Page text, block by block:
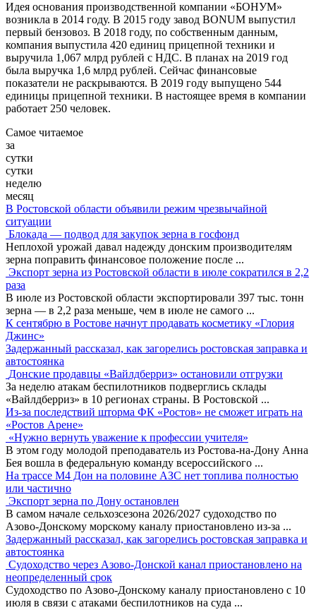
Идея основания производственной компании «БОНУМ»
возникла в 2014 году. В 2015 году завод BONUM выпустил
первый бензовоз. В 2018 году, по собственным данным,
компания выпустила 420 единиц прицепной техники и
выручила 1,067 млрд рублей с НДС. В планах на 2019 год
была выручка 1,6 млрд рублей. Сейчас финансовые
показатели не раскрываются. В 2019 году выпущено 544
единицы прицепной техники. В настоящее время в компании
работает 250 человек.
Самое читаемое
за
сутки
сутки
неделю
месяц
В Ростовской области объявили режим чрезвычайной
ситуации
Блокада — подвод для закупок зерна в госфонд
Неплохой урожай давал надежду донским производителям
зерна поправить финансовое положение после ...
Экспорт зерна из Ростовской области в июле сократился в 2,2
раза
В июле из Ростовской области экспортировали 397 тыс. тонн
зерна — в 2,2 раза меньше, чем в июле не самого ...
К сентябрю в Ростове начнут продавать косметику «Глория
Джинс»
Задержанный рассказал, как загорелись ростовская заправка и
автостоянка
Донские продавцы «Вайлдберриз» остановили отгрузки
За неделю атакам беспилотников подверглись склады
«Вайлдберриз» в 10 регионах страны. В Ростовской ...
Из-за последствий шторма ФК «Ростов» не сможет играть на
«Ростов Арене»
«Нужно вернуть уважение к профессии учителя»
В этом году молодой преподаватель из Ростова-на-Дону Анна
Бея вошла в федеральную команду всероссийского ...
На трассе М4 Дон на половине АЗС нет топлива полностью
или частично
Экспорт зерна по Дону остановлен
В самом начале сельхозсезона 2026/2027 судоходство по
Азово-Донскому морскому каналу приостановлено из-за ...
Задержанный рассказал, как загорелись ростовская заправка и
автостоянка
Судоходство через Азово-Донской канал приостановлено на
неопределенный срок
Судоходство по Азово-Донскому каналу приостановлено с 10
июля в связи с атаками беспилотников на суда ...